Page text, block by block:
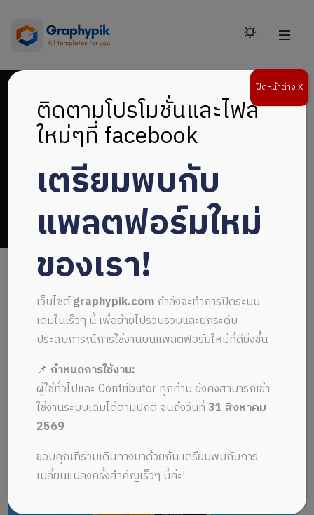
เอกสารสมัครงาน
ALL MUSIC FROM เอกสารสมัครงาน
55
ติดตามโปรโมชั่นและไฟล์
ใหม่ๆที่ facebook
เตรียมพบกับ
แพลตฟอร์มใหม่
ของเรา!
เว็บไซต์graphypik.comกำลังจะทำการปิดระบบ
เดิมในเร็วๆ นี้ เพื่อย้ายไปรวบรวมและยกระดับ
ประสบการณ์การใช้งานบนแพลตฟอร์มใหม่ที่ดียิ่งขึ้น
📌กำหนดการใช้งาน:
ผู้ใช้ทั่วไปและ Contributor ทุกท่าน ยังคงสามารถเข้า
ใช้งานระบบเดิมได้ตามปกติ จนถึงวันที่ 31 สิงหาคม
2569
ขอบคุณที่ร่วมเดินทางมาด้วยกัน เตรียมพบกับการ
เปลี่ยนแปลงครั้งสำคัญเร็วๆ นี้ค่ะ!
ปิดหน้าต่าง X